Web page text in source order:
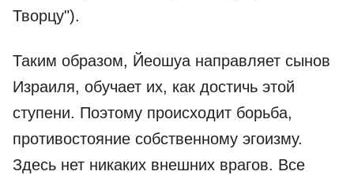
Творцу").
Таким образом, Йеошуа направляет сынов
Израиля, обучает их, как достичь этой
ступени. Поэтому происходит борьба,
противостояние собственному эгоизму.
Здесь нет никаких внешних врагов. Все